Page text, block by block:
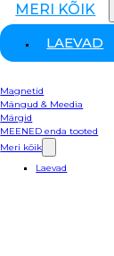
MERI KÕIK
LAEVAD
Magnetid
Mängud & Meedia
Märgid
MEENED enda tooted
Meri kõik
Laevad